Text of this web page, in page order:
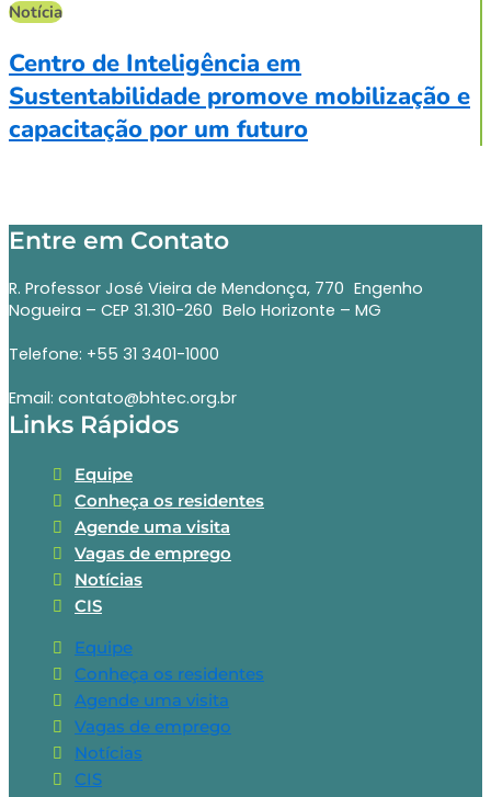
Notícia
Centro de Inteligência em
Sustentabilidade promove mobilização e
capacitação por um futuro
Entre em Contato
R. Professor José Vieira de Mendonça, 770 Engenho
Nogueira – CEP 31.310-260 Belo Horizonte – MG
Telefone: +55 31 3401-1000
Email: contato@bhtec.org.br
Links Rápidos
Equipe
Conheça os residentes
Agende uma visita
Vagas de emprego
Notícias
CIS
Equipe
Conheça os residentes
Agende uma visita
Vagas de emprego
Notícias
CIS